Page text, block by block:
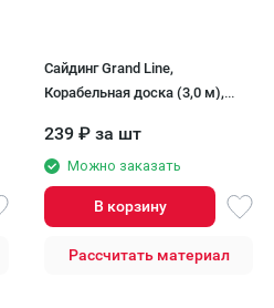
Сайдинг Grand Line,
Корабельная доска (3,0 м),
239 ₽ за шт
Можно заказать
В корзину
Рассчитать материал